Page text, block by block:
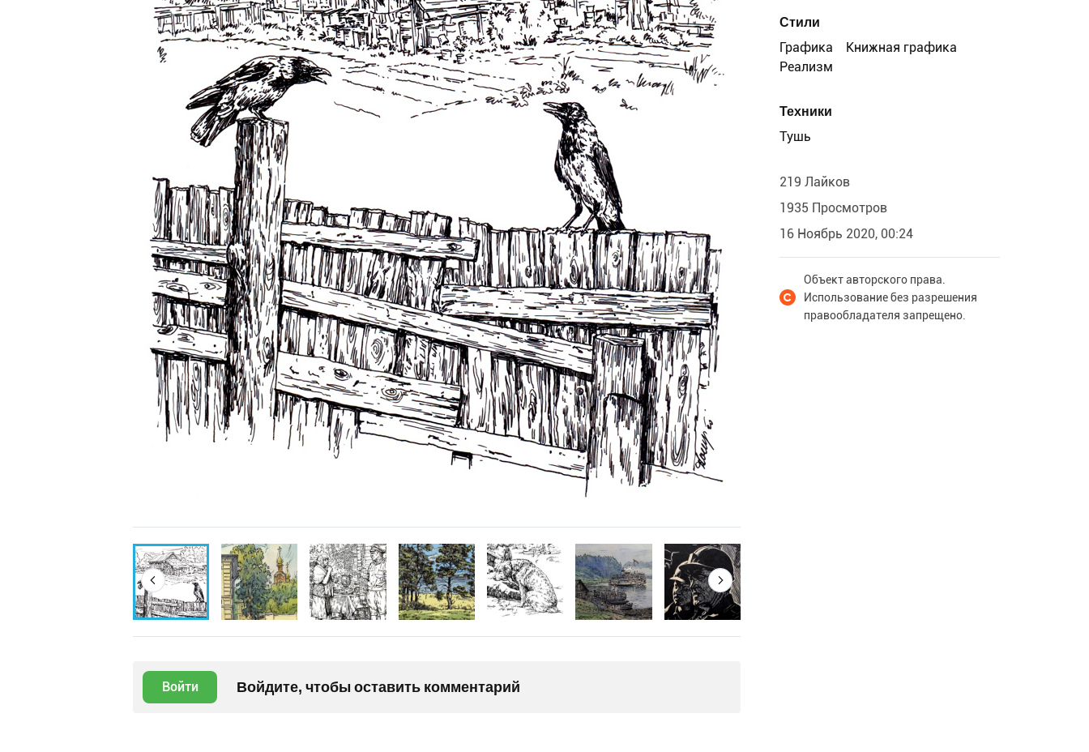
Войти Войдите, чтобы оставить комментарий
Стили
Графика
Книжная графика
Реализм
Техники
Тушь
219 Лайков
1935 Просмотров
16 Ноябрь 2020, 00:24
Объект авторского права.
Использование без разрешения
правообладателя запрещено.